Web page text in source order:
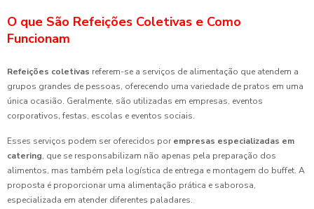
O que São Refeições Coletivas e Como
Funcionam
Refeições coletivas referem-se a serviços de alimentação que atendem a
grupos grandes de pessoas, oferecendo uma variedade de pratos em uma
única ocasião. Geralmente, são utilizadas em empresas, eventos
corporativos, festas, escolas e eventos sociais.
Esses serviços podem ser oferecidos por empresas especializadas em
catering, que se responsabilizam não apenas pela preparação dos
alimentos, mas também pela logística de entrega e montagem do buffet. A
proposta é proporcionar uma alimentação prática e saborosa,
especializada em atender diferentes paladares.